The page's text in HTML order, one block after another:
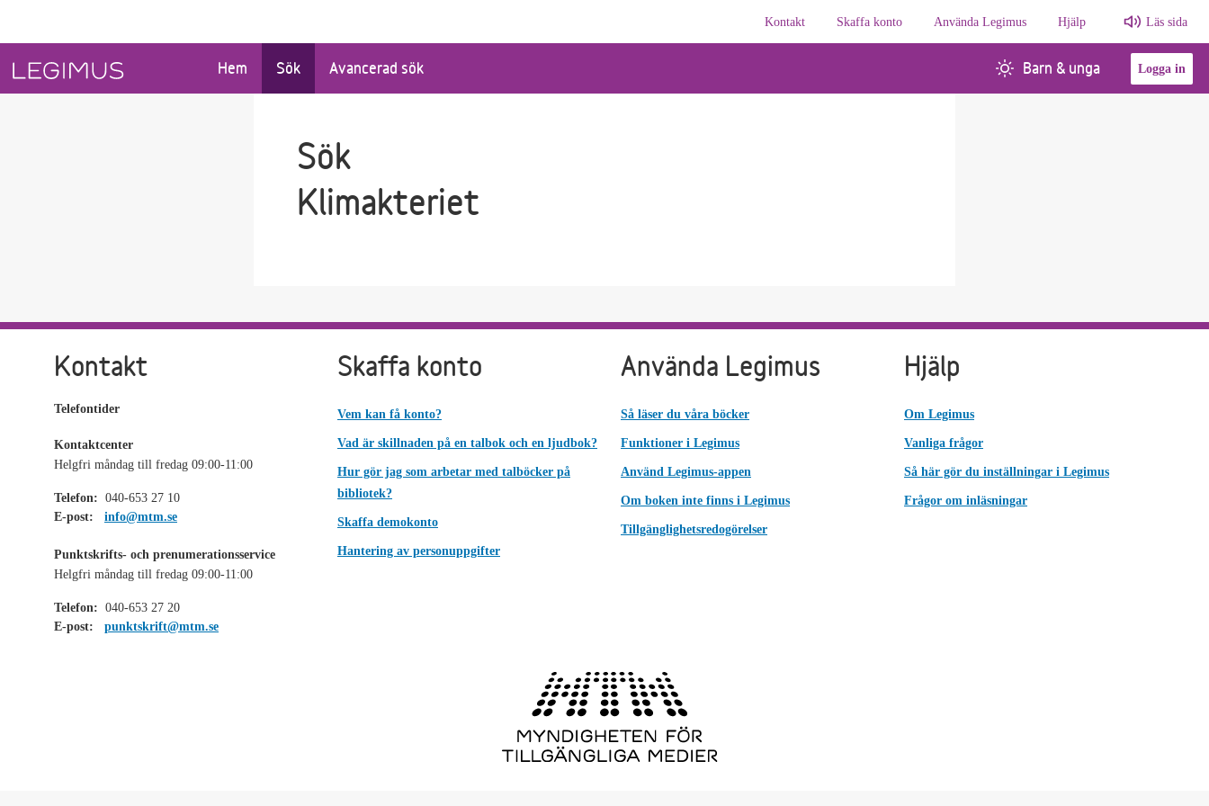
Kontakt
Skaffa konto Använda Legimus Hjälp Läs sida
Hem Sök Avancerad sök Barn & unga Logga in
Sök
Klimakteriet
Kontakt
Telefontider
Kontaktcenter
Helgfri måndag till fredag 09:00-11:00
Telefon: 040-653 27 10
E-post:
info@mtm.se
Punktskrifts- och prenumerationsservice
Helgfri måndag till fredag 09:00-11:00
Telefon: 040-653 27 20
E-post:
punktskrift@mtm.se
Skaffa konto
Vem kan få konto?
Vad är skillnaden på en talbok och en ljudbok?
Hur gör jag som arbetar med talböcker på
bibliotek?
Skaffa demokonto
Hantering av personuppgifter
Använda Legimus
Så läser du våra böcker
Funktioner i Legimus
Använd Legimus-appen
Om boken inte finns i Legimus
Tillgänglighetsredogörelser
Hjälp
Om Legimus
Vanliga frågor
Så här gör du inställningar i Legimus
Frågor om inläsningar